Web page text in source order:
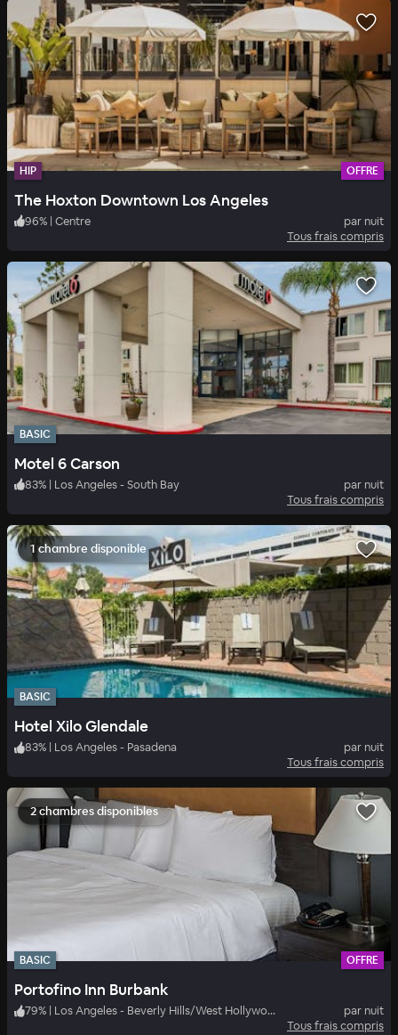
HIP OFFRE
The Hoxton Downtown Los Angeles
96% | Centre
par nuit
Tous frais compris
BASIC
Motel 6 Carson
83% | Los Angeles - South Bay
par nuit
Tous frais compris
1 chambre disponible
BASIC
Hotel Xilo Glendale
83% | Los Angeles - Pasadena
par nuit
Tous frais compris
2 chambres disponibles
BASIC OFFRE
Portofino Inn Burbank
79% | Los Angeles - Beverly Hills/West Hollywood
par nuit
Tous frais compris